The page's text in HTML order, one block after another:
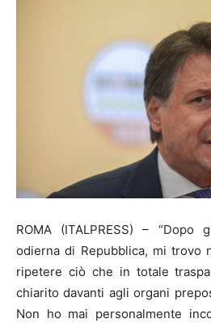
ROMA (ITALPRESS) – “Dopo
odierna di Repubblica, mi trovo
ripetere ciò che in totale
chiarito davanti agli organi
Non ho mai personalmente